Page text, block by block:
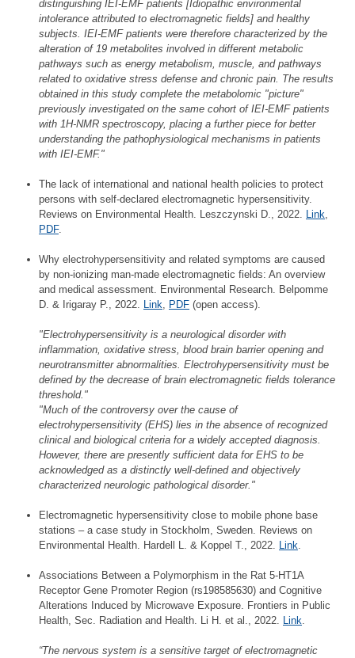
distinguishing IEI-EMF patients [Idiopathic environmental
intolerance attributed to electromagnetic fields] and healthy
subjects. IEI-EMF patients were therefore characterized by the
alteration of 19 metabolites involved in different metabolic
pathways such as energy metabolism, muscle, and pathways
related to oxidative stress defense and chronic pain. The results
obtained in this study complete the metabolomic "picture"
previously investigated on the same cohort of IEI-EMF patients
with 1H-NMR spectroscopy, placing a further piece for better
understanding the pathophysiological mechanisms in patients
with IEI-EMF."
The lack of international and national health policies to protect
persons with self-declared electromagnetic hypersensitivity.
Reviews on Environmental Health. Leszczynski D., 2022. Link,
PDF.
Why electrohypersensitivity and related symptoms are caused
by non-ionizing man-made electromagnetic fields: An overview
and medical assessment. Environmental Research. Belpomme
D. & Irigaray P., 2022. Link, PDF (open access).
"Electrohypersensitivity is a neurological disorder with
inflammation, oxidative stress, blood brain barrier opening and
neurotransmitter abnormalities. Electrohypersensitivity must be
defined by the decrease of brain electromagnetic fields tolerance
threshold."
"Much of the controversy over the cause of
electrohypersensitivity (EHS) lies in the absence of recognized
clinical and biological criteria for a widely accepted diagnosis.
However, there are presently sufficient data for EHS to be
acknowledged as a distinctly well-defined and objectively
characterized neurologic pathological disorder."
Electromagnetic hypersensitivity close to mobile phone base
stations – a case study in Stockholm, Sweden. Reviews on
Environmental Health. Hardell L. & Koppel T., 2022. Link.
Associations Between a Polymorphism in the Rat 5-HT1A
Receptor Gene Promoter Region (rs198585630) and Cognitive
Alterations Induced by Microwave Exposure. Frontiers in Public
Health, Sec. Radiation and Health. Li H. et al., 2022. Link.
“The nervous system is a sensitive target of electromagnetic